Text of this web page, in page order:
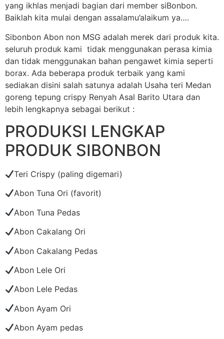
yang ikhlas menjadi bagian dari member siBonbon.
Baiklah kita mulai dengan assalamu’alaikum ya….
Sibonbon Abon non MSG adalah merek dari produk kita.
seluruh produk kami tidak menggunakan perasa kimia
dan tidak menggunakan bahan pengawet kimia seperti
borax. Ada beberapa produk terbaik yang kami
sediakan disini salah satunya adalah Usaha teri Medan
goreng tepung crispy Renyah Asal Barito Utara dan
lebih lengkapnya sebagai berikut :
PRODUKSI LENGKAP
PRODUK SIBONBON
Teri Crispy (paling digemari)
Abon Tuna Ori (favorit)
Abon Tuna Pedas
Abon Cakalang Ori
Abon Cakalang Pedas
Abon Lele Ori
Abon Lele Pedas
Abon Ayam Ori
Abon Ayam pedas